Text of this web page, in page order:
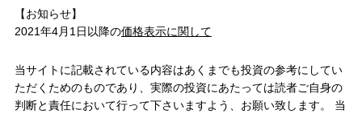
【お知らせ】
2021年4月1日以降の価格表示に関して
当サイトに記載されている内容はあくまでも投資の参考にしてい
ただくためのものであり、実際の投資にあたっては読者ご自身の
判断と責任において行って下さいますよう、お願い致します。 当